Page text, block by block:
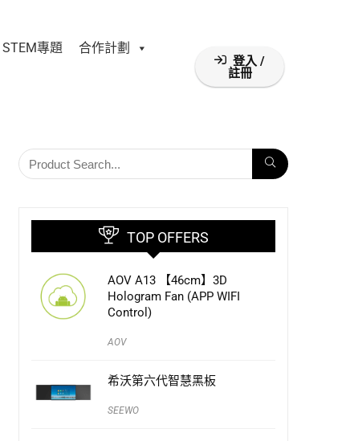
STEM專題 合作計劃
登入 /
註冊
TOP OFFERS
AOV A13 【46cm】3D
Hologram Fan (APP WIFI
Control)
AOV
希沃第六代智慧黑板
SEEWO